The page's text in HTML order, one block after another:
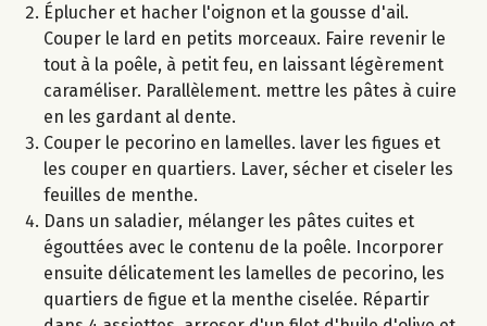
Éplucher et hacher l'oignon et la gousse d'ail.
Couper le lard en petits morceaux. Faire revenir le
tout à la poêle, à petit feu, en laissant légèrement
caraméliser. Parallèlement. mettre les pâtes à cuire
en les gardant al dente.
Couper le pecorino en lamelles. laver les figues et
les couper en quartiers. Laver, sécher et ciseler les
feuilles de menthe.
Dans un saladier, mélanger les pâtes cuites et
égouttées avec le contenu de la poêle. Incorporer
ensuite délicatement les lamelles de pecorino, les
quartiers de figue et la menthe ciselée. Répartir